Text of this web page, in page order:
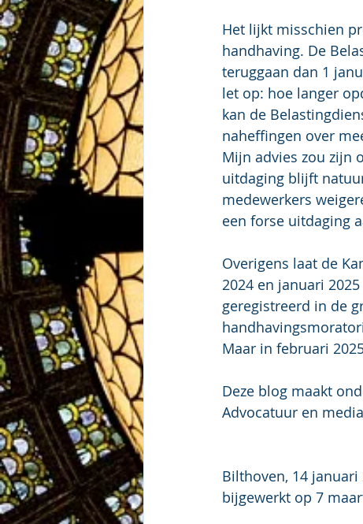
Het lijkt misschien
handhaving. De
teruggaan dan 1
let op: hoe langer
kan de
naheffingen over
Mijn advies zou zijn
uitdaging blijft
medewerkers
een forse uitdaging
Overigens laat de
2024 en januari
geregistreerd in de
Maar in februari
Deze blog maakt
Advocatuur en
Bilthoven, 14 januari
bijgewerkt op 7